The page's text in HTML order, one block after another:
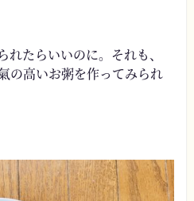
れたらいいのに。それも、
の高いお粥を作ってみられ